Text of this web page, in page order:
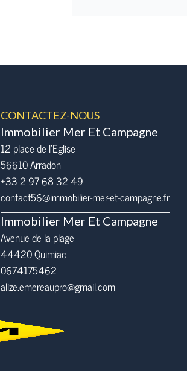
CONTACTEZ-NOUS
Immobilier Mer Et Campagne
12 place de l’Eglise
56610Arradon
+33 2 97 68 32 49
contact56@immobilier-mer-et-campagne.fr
Immobilier Mer Et Campagne
Avenue de la plage
44420 Quimiac
0674175462
alize.emereaupro@gmail.com